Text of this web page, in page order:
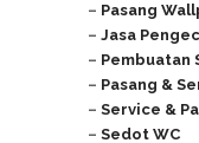
– Pasang
–Jasa
– Pembuatan
– Pasang &
–Service &
–Sedot WC